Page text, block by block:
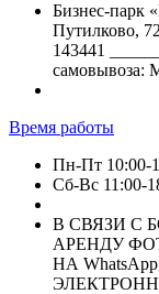
Бизнес-парк
Путилково,
143441
самовывоза:
Время работы
Пн-Пт 10:00-
Сб-Вс 11:00-
В СВЯЗИ С
АРЕНДУ
НА